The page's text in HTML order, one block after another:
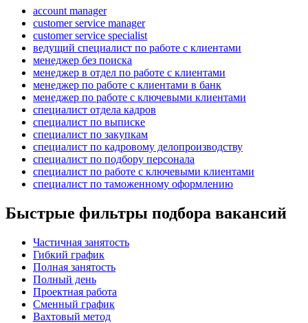
account manager
customer service manager
customer service specialist
ведущий специалист по работе с клиентами
менеджер без поиска
менеджер в отдел по работе с клиентами
менеджер по работе с клиентами в банк
менеджер по работе с ключевыми клиентами
специалист отдела кадров
специалист по выписке
специалист по закупкам
специалист по кадровому делопроизводству
специалист по подбору персонала
специалист по работе с ключевыми клиентами
специалист по таможенному оформлению
Быстрые фильтры подбора вакансий
Частичная занятость
Гибкий график
Полная занятость
Полный день
Проектная работа
Сменный график
Вахтовый метод